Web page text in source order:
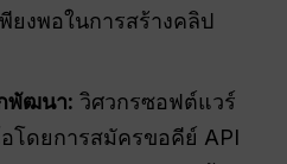
ยงพอในการสร้างคลิป
พัฒนา: วิศวกรซอฟต์แวร์
อโดยการสมัครขอคีย์ API